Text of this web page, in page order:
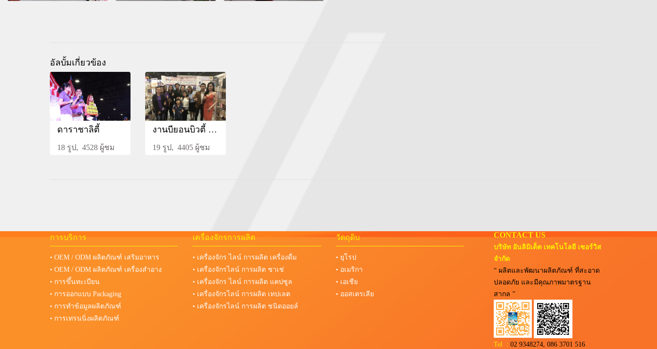
อัลบั้มเกี่ยวข้อง
ดาราชาลิตี้
18 รูป, 4528 ผู้ชม
งานบียอนบิวตี้ 2017
19 รูป, 4405 ผู้ชม
การบริการ
• OEM / ODM ผลิตภัณฑ์ เสริมอาหาร
• OEM / ODM ผลิตภัณฑ์ เครื่องสำอาง
• การขึ้นทะเบียน
• การออกแบบ Packaging
• การทำข้อมูลผลิตภัณฑ์
• การเทรนนิ่งผลิตภัณฑ์
เครื่องจักรการผลิต
• เครื่องจักร ไลน์ การผลิต เครื่องดื่ม
• เครื่องจักรไลน์ การผลิต ชาเช่
• เครื่องจักร ไลน์ การผลิต แคปซูล
• เครื่องจักรไลน์ การผลิต เทปเลต
• เครื่องจักรไลน์ การผลิต ชนิดออยล์
วัตถุดิบ
• ยุโรป
• อเมริกา
• เอเชีย
• ออสเตรเลีย
CONTACT US
บริษัท อันลิมิเต็ต เทคโนโลยี เซอร์วิส
จำกัด
“ ผลิตและพัฒนาผลิตภัณฑ์ ที่สะอาด
ปลอดภัย และมีคุณภาพมาตรฐาน
สากล ”
Tel : 02 9348274, 086 3701 516